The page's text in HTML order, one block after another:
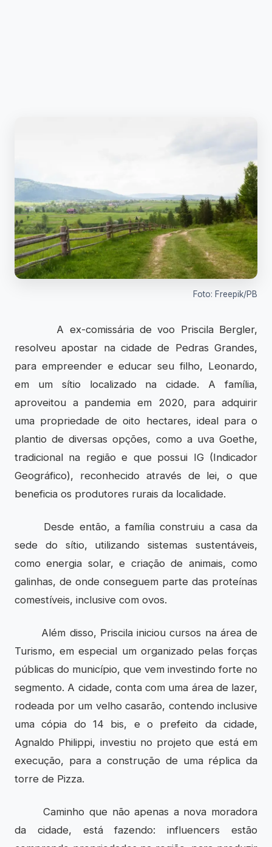
Foto: Freepik/PB
A ex-comissária de voo Priscila Bergler,
resolveu apostar na cidade de Pedras Grandes,
para empreender e educar seu filho, Leonardo,
em um sítio localizado na cidade. A família,
aproveitou a pandemia em 2020, para adquirir
uma propriedade de oito hectares, ideal para o
plantio de diversas opções, como a uva Goethe,
tradicional na região e que possui IG (Indicador
Geográfico), reconhecido através de lei, o que
beneficia os produtores rurais da localidade.
Desde então, a família construiu a casa da
sede do sítio, utilizando sistemas sustentáveis,
como energia solar, e criação de animais, como
galinhas, de onde conseguem parte das proteínas
comestíveis, inclusive com ovos.
Além disso, Priscila iniciou cursos na área de
Turismo, em especial um organizado pelas forças
públicas do município, que vem investindo forte no
segmento. A cidade, conta com uma área de lazer,
rodeada por um velho casarão, contendo inclusive
uma cópia do 14 bis, e o prefeito da cidade,
Agnaldo Philippi, investiu no projeto que está em
execução, para a construção de uma réplica da
torre de Pizza.
Caminho que não apenas a nova moradora
da cidade, está fazendo: influencers estão